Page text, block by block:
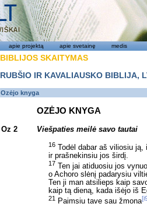
apie projektą apie svetainę medis
BIBLIJOS SKAITYMAS
RUBŠIO IR KAVALIAUSKO
Ozėjo knyga
OZĖJO KNYGA
Oz 2 Viešpaties meilė savo tautai
16 Todėl dabar aš viliosiu
ir prašnekinsiu jos širdį.
17 Ten jai atiduosiu jos
o Achoro slėnį padarysiu
Ten ji man atsilieps kaip
kaip tą dieną, kada išėjo iš
21 Paimsiu tave sau žmona